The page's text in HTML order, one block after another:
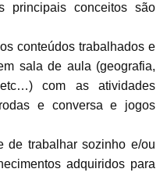
principais conceitos são
conteúdos trabalhados e
sala de aula (geografia,
com as atividades
e conversa e jogos
de trabalhar sozinho e/ou
adquiridos para